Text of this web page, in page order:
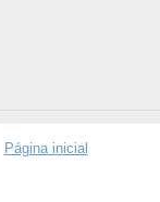
Página inicial